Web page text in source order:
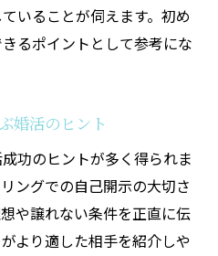
いることが伺えます。初め
るポイントとして参考にな
婚活のヒント
功のヒントが多く得られま
ングでの自己開示の大切さ
や譲れない条件を正直に伝
より適した相手を紹介しや